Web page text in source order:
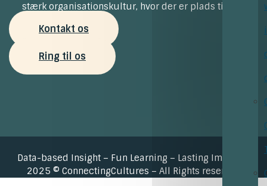
stærk organisationskultur, hvor der er plads til alle
Kontakt os
Ring til os
Data-based Insight – Fun Learning – Lasting Impact –
2025 © ConnectingCultures – All Rights reserved